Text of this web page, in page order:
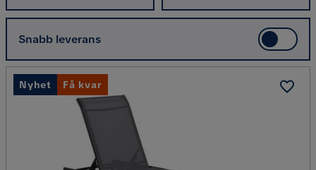
Snabb leverans
Nyhet Få kvar